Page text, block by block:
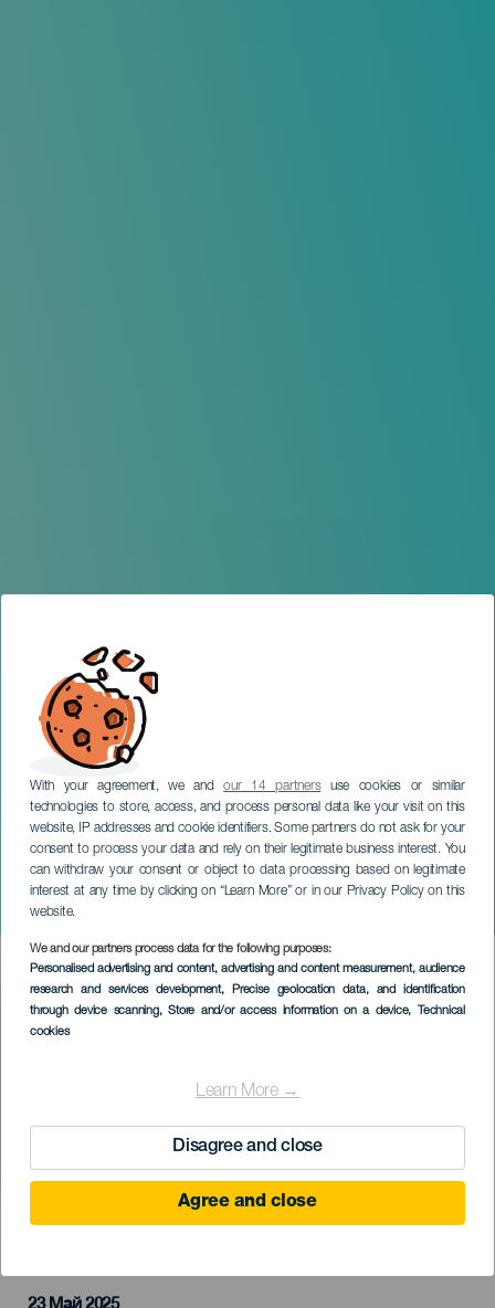
With your agreement, we andour 14 partnersuse cookies or similar
technologies to store, access, and process personal data like your visit on this
website, IP addresses and cookie identifiers. Some partners do not ask for your
consent to process your data and rely on their legitimate business interest. You
can withdraw your consent or object to data processing based on legitimate
interest at any time by clicking on “Learn More” or in our Privacy Policy on this
website.
We and our partners process data for the following purposes:
Personalised advertising and content, advertising and content measurement, audience
research and services development, Precise geolocation data, and identification
through device scanning, Store and/or access information on a device, Technical
cookies
Learn More →
Disagree and close
Agree and close
Концерт Лео Рицци
ГРАН-КАНАРИЯ
Imagen
Listado
23 Май 2025